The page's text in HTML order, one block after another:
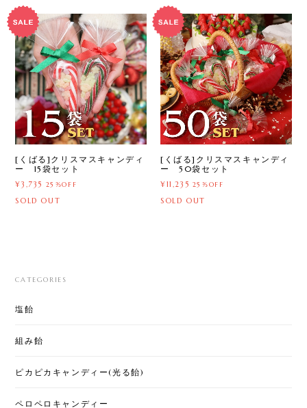
[くばる]クリスマスキャンディ
ー 15袋セット
¥3,735 25%OFF
SOLD OUT
[くばる]クリスマスキャンディ
ー 50袋セット
¥11,235 25%OFF
SOLD OUT
CATEGORIES
塩飴
組み飴
ピカピカキャンディー(光る飴)
ペロペロキャンディー